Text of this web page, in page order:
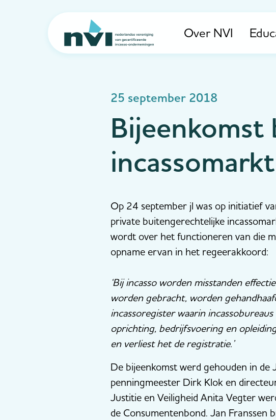
Navigation Over NVI
25 september 2018
incassomarkt
Op 24 september jl was op initiatief
private buitengerechtelijke
wordt over het functioneren van die
opname ervan in het regeerakkoord:
‘Bij incasso worden misstanden
worden gebracht, worden
incassoregister waarin
oprichting, bedrijfsvoering en
en verliest het de registratie.’
De bijeenkomst werd gehouden in
penningmeester Dirk Klok en
Justitie en Veiligheid Anita Vegter
de Consumentenbond. Jan Franssen